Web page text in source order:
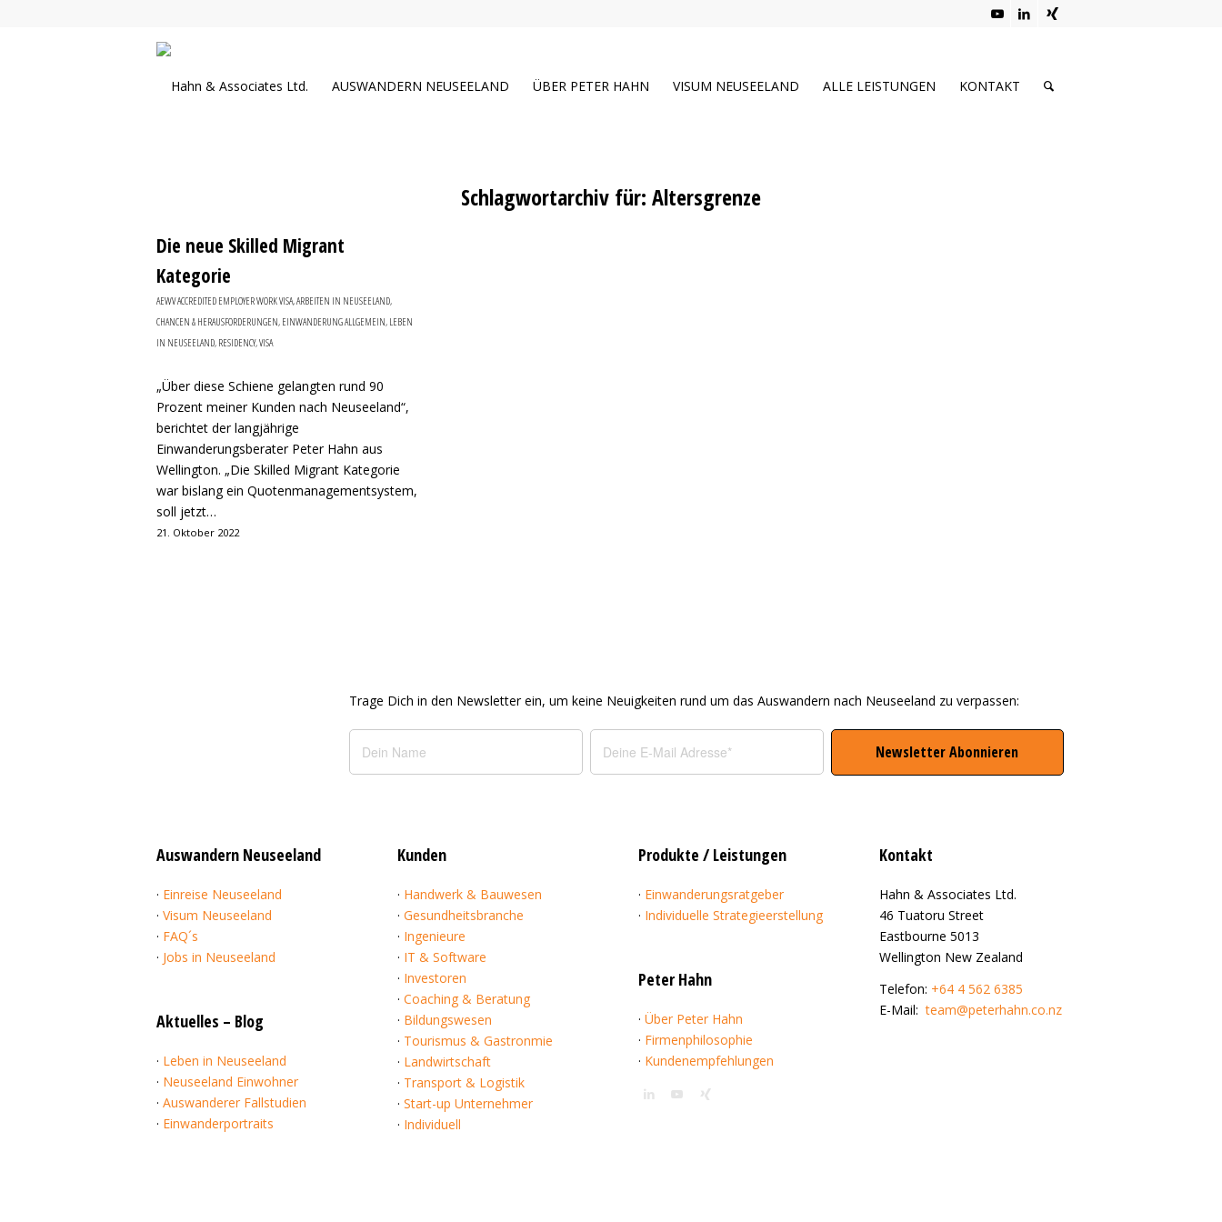
AUSWANDERN NEUSEELAND ÜBER PETER HAHN VISUM NEUSEELAND ALLE LEISTUNGEN KONTAKT
Schlagwortarchiv für: Altersgrenze
Die neue Skilled Migrant
Kategorie
AEWV ACCREDITED EMPLOYER WORK VISA,ARBEITEN IN NEUSEELAND,
CHANCEN & HERAUSFORDERUNGEN, EINWANDERUNG ALLGEMEIN, LEBEN
IN NEUSEELAND, RESIDENCY,VISA
„Über diese Schiene gelangten rund 90
Prozent meiner Kunden nach Neuseeland“,
berichtet der langjährige
Einwanderungsberater Peter Hahn aus
Wellington. „Die Skilled Migrant Kategorie
war bislang ein Quotenmanagementsystem,
soll jetzt…
21. Oktober 2022
Trage Dich in den Newsletter ein, um keine Neuigkeiten rund um das Auswandern nach Neuseeland zu verpassen:
Auswandern Neuseeland
· Einreise Neuseeland
· Visum Neuseeland
· FAQ´s
· Jobs in Neuseeland
Aktuelles – Blog
· Leben in Neuseeland
· Neuseeland Einwohner
· Auswanderer Fallstudien
· Einwanderportraits
Kunden
· Handwerk & Bauwesen
· Gesundheitsbranche
· Ingenieure
· IT & Software
· Investoren
· Coaching & Beratung
· Bildungswesen
· Tourismus & Gastronmie
· Landwirtschaft
· Transport & Logistik
· Start-up Unternehmer
· Individuell
Produkte / Leistungen
· Einwanderungsratgeber
· Individuelle Strategieerstellung
Peter Hahn
· Über Peter Hahn
· Firmenphilosophie
· Kundenempfehlungen
Kontakt
Hahn & Associates Ltd.
46 Tuatoru Street
Eastbourne 5013
Wellington New Zealand
Telefon: +64 4 562 6385
E-Mail: team@peterhahn.co.nz